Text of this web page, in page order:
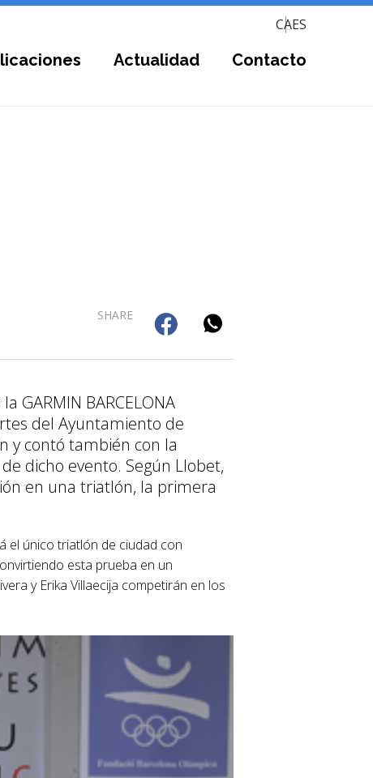
CAES
Actualidad Contacto
SHARE
GARMIN BARCELONA
del Ayuntamiento de
y contó también con la
dicho evento. Según Llobet,
en una triatlón, la primera
el único triatlón de ciudad con
esta prueba en un
y Erika Villaecija competirán en los